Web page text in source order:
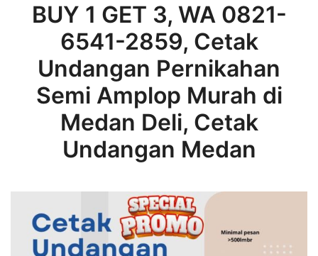
BUY 1 GET 3, WA 0821-
6541-2859, Cetak
Undangan Pernikahan
Semi Amplop Murah di
Medan Deli, Cetak
Undangan Medan